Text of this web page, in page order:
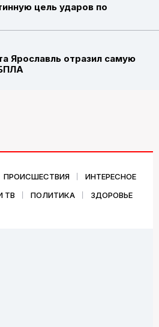
цель ударов по
Ярославль отразил самую
ПРОИСШЕСТВИЯ
ИНТЕРЕСНОЕ
ТВ
ПОЛИТИКА ЗДОРОВЬЕ